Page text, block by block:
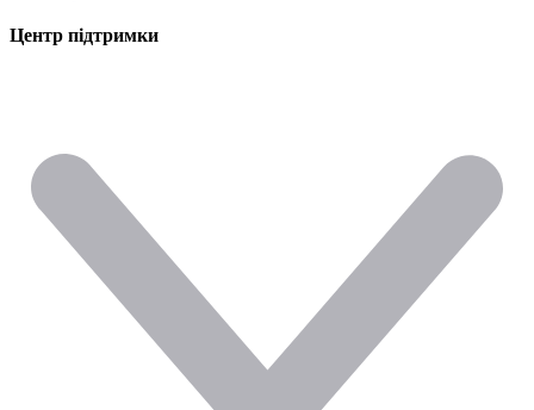
Центр підтримки